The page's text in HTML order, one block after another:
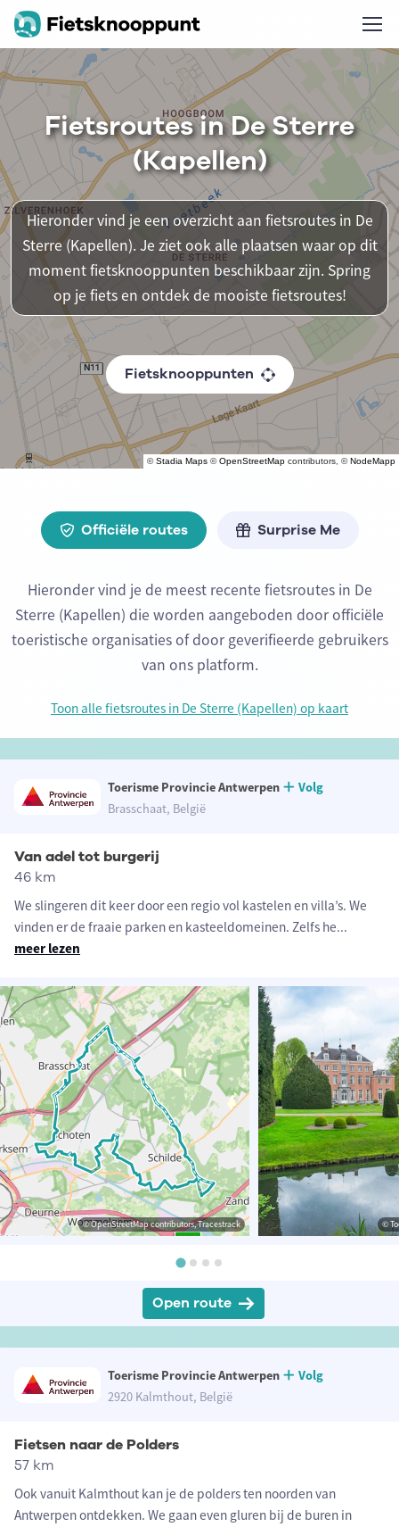
©Stadia Maps ©OpenStreetMap contributors, ©NodeMapp
Fietsroutes in De Sterre
(Kapellen)
Hieronder vind je een overzicht aan fietsroutes in De
Sterre (Kapellen). Je ziet ook alle plaatsen waar op dit
moment fietsknooppunten beschikbaar zijn. Spring
op je fiets en ontdek de mooiste fietsroutes!
Fietsknooppunten
Officiële routes Surprise Me
Hieronder vind je de meest recente fietsroutes in De
Sterre (Kapellen) die worden aangeboden door officiële
toeristische organisaties of door geverifieerde gebruikers
van ons platform.
Toon alle fietsroutes in De Sterre (Kapellen) op kaart
Toerisme Provincie Antwerpen
Volg
Brasschaat, België
Van adel tot burgerij
46 km
We slingeren dit keer door een regio vol kastelen en villa’s. We
vinden er de fraaie parken en kasteeldomeinen. Zelfs he...
meer lezen
© OpenStreetMap contributors, Tracestrack ©
Open route
Toerisme Provincie Antwerpen
Volg
2920 Kalmthout, België
Fietsen naar de Polders
57 km
Ook vanuit Kalmthout kan je de polders ten noorden van
Antwerpen ontdekken. We gaan even gluren bij de buren in